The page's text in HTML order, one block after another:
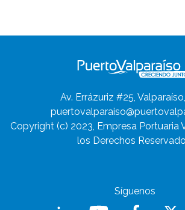
Av. Errázuriz #25,
Copyright (c) 2023, Empresa Portuaria
los Derechos
Síguenos